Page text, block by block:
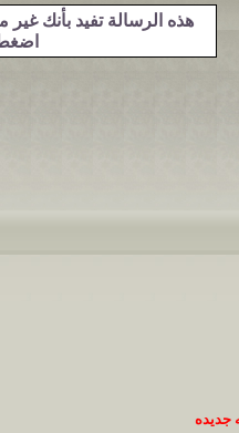
جديده
هذه الرسالة تفيد بأنك